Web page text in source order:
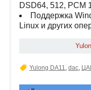
DSD64, 512, PCM
Поддержка
Linux и других
Yulong DA11,dac,